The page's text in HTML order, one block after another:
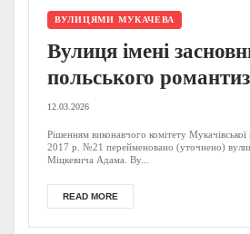
ВУЛИЦЯМИ МУКАЧЕВА
Вулиця імені
польського
12.03.2026
Рішенням виконавчого комітету Мукачівської
2017 р. №21 перейменовано (уточнено)
Міцкевича Адама. Ву...
READ MORE